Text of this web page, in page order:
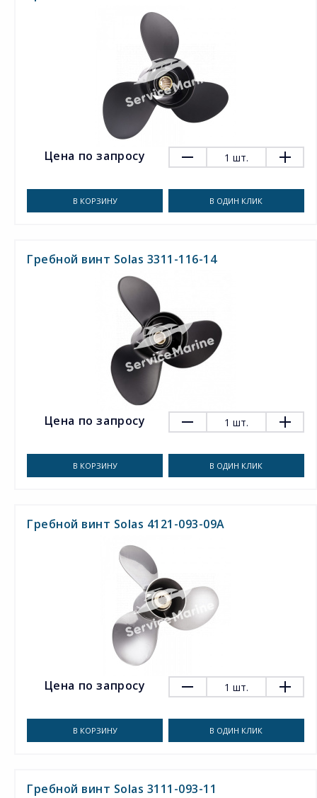
Цена по запросу 1 шт.
В КОРЗИНУ В ОДИН КЛИК
Гребной винт Solas 3311-116-14
Цена по запросу 1 шт.
В КОРЗИНУ В ОДИН КЛИК
Гребной винт Solas 4121-093-09A
Цена по запросу 1 шт.
В КОРЗИНУ В ОДИН КЛИК
Гребной винт Solas 3111-093-11